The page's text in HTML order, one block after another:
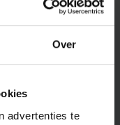
Over
advertenties te
je de fout zag.